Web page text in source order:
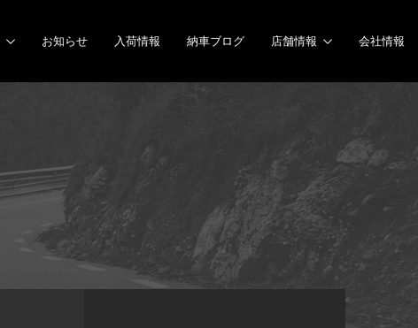
お知らせ 入荷情報 納車ブログ 店舗情報 会社情報